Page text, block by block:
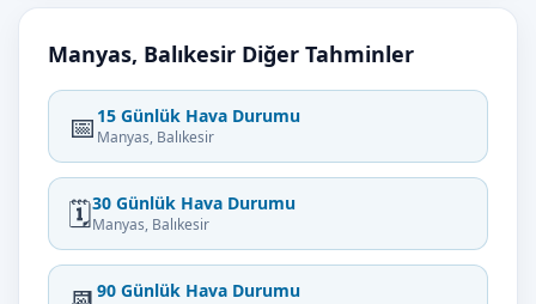
Manyas, Balıkesir Diğer Tahminler
📅 15 Günlük Hava Durumu
Manyas, Balıkesir
🗓️30 Günlük Hava Durumu
Manyas, Balıkesir
90 Günlük Hava Durumu